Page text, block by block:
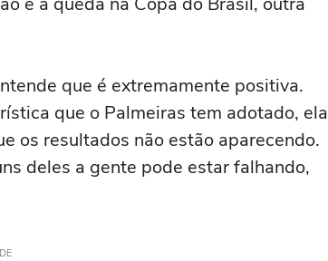
que é extremamente positiva.
que o Palmeiras tem adotado, ela
os resultados não estão aparecendo.
deles a gente pode estar falhando,